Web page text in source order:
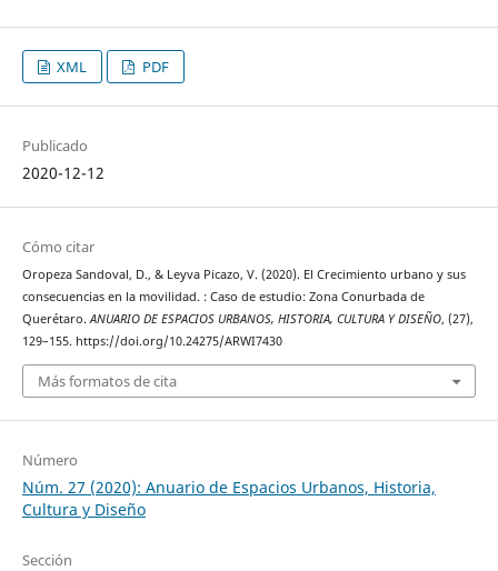
XML PDF
Publicado
2020-12-12
Cómo citar
Oropeza Sandoval, D., & Leyva Picazo, V. (2020). El Crecimiento urbano y sus
consecuencias en la movilidad. : Caso de estudio: Zona Conurbada de
Querétaro.ANUARIO DE ESPACIOS URBANOS, HISTORIA, CULTURA Y DISEÑO, (27),
129–155. https://doi.org/10.24275/ARWI7430
Más formatos de cita
Número
Núm. 27 (2020): Anuario de Espacios Urbanos, Historia,
Cultura y Diseño
Sección